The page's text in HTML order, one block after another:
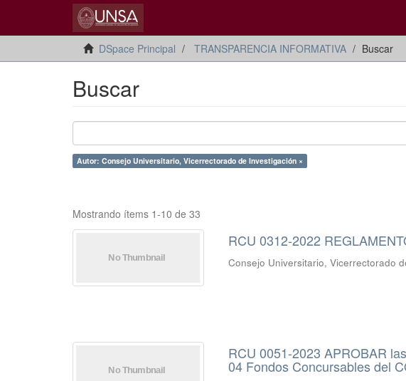
DSpace Principal TRANSPARENCIA INFORMATIVA Buscar
Buscar
Autor: Consejo Universitario, Vicerrectorado de Investigación ×
Mostrando ítems 1-10 de 33
RCU 0312-2022
Consejo Universitario, Vicerrectorado
RCU 0051-2023 APROBAR
04 Fondos Concursables del